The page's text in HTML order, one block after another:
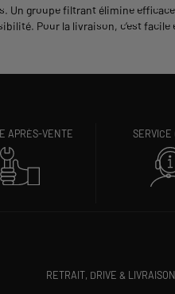
Un groupe filtrant élimine
Pour la livraison, c’est
APRÈS-VENTE
RETRAIT, DRIVE & LIVRAISON